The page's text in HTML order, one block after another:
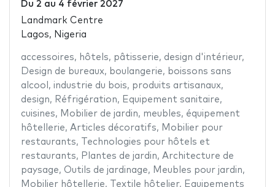
Du 2 au 4 février 2027
Landmark Centre
Lagos, Nigeria
accessoires, hôtels, pâtisserie, design d'intérieur,
Design de bureaux, boulangerie, boissons sans
alcool , industrie du bois, produits artisanaux,
design, Réfrigération, Equipement sanitaire,
cuisines, Mobilier de jardin, meubles, équipement
hôtellerie, Articles décoratifs, Mobilier pour
restaurants,
Technologies pour hôtels et
restaurants, Plantes de jardin, Architecture de
paysage, Outils de jardinage, Meubles pour jardin,
Mobilier hôtellerie, Textile hôtelier, Equipements